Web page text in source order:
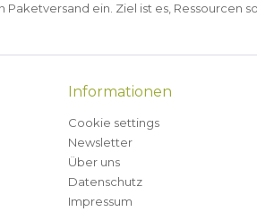
ein. Ziel ist es, Ressourcen
Informationen
Cookie settings
Newsletter
Über uns
Datenschutz
Impressum